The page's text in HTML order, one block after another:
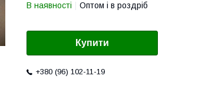
В наявності Оптом і в роздріб
Купити
+380 (96) 102-11-19